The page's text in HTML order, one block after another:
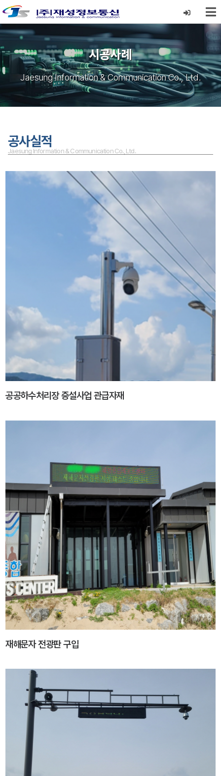
시공사례
Jaesung Information & Communication Co., Ltd.
공사실적
Jaesung Information & Communication Co., Ltd.
공공하수처리장 증설사업 관급자재
재해문자 전광판 구입